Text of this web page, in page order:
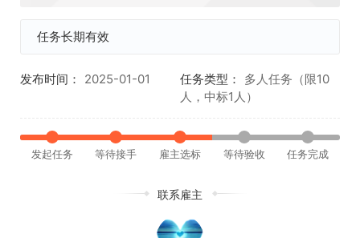
任务长期有效
发布时间： 2025-01-01 任务类型：
多人任务（限10
人，中标1人）
发起任务 等待接手 雇主选标 等待验收 任务完成
联系雇主